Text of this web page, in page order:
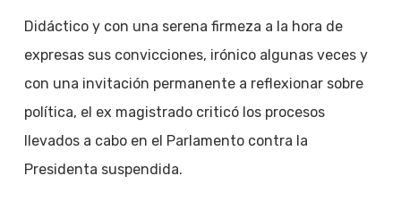
Didáctico y con una serena firmeza a la hora de
expresas sus convicciones, irónico algunas veces y
con una invitación permanente a reflexionar sobre
política, el ex magistrado criticó los procesos
llevados a cabo en el Parlamento contra la
Presidenta suspendida.